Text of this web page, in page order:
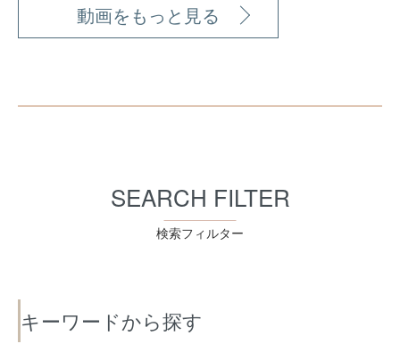
動画をもっと見る
SEARCH FILTER
検索フィルター
キーワードから探す